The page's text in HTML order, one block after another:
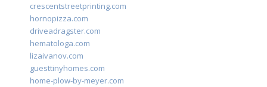
crescentstreetprinting.com
hornopizza.com
driveadragster.com
hematologa.com
lizaivanov.com
guesttinyhomes.com
home-plow-by-meyer.com